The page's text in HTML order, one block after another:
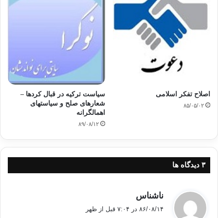
وڵات، ئه‌ساسنامه‌ و به‌رنامه‌ی حیزبی جه‌ماعه‌ت پێشکه‌شی
وه‌زاره‌تی ناوخۆی وڵات
کرا، به‌ڵام ئه‌وه‌ ده‌ ساڵ زیاتره‌ ئه‌م داوایه‌ هه‌ر بێ‌وڵام ماوه‌ته‌وه‌. له‌
هه‌لومه‌ر‌جێکی ئاوادا ئه‌م جه‌ماعه‌ته‌ تا ئێستا دوو کۆنگره‌ی ره‌سمیی
یه‌که‌میان له‌ ساڵی1381ی هه‌تاوی و دوهه‌میشیان له‌ 8و9ی
سێپتامبری 2006ی زایینی
به‌رانبه‌ر به‌ 19 و 20ی خه‌رمانانی 1385. جێگای ئاماژه‌یه‌ باره‌گای
اصلاح تفکر اسلامی
۸۵/۰۵/۰۲
سیاست ترکیه در قبال کردها –
شعارهای صلح و سیاستهای
اهمالگرانه
۸۹/۰۸/۱۲
‫۳ دیدگاه ها
ناشناس
۸۶/۰۸/۱۴ در ۷:۰۴ قبل از ظهر